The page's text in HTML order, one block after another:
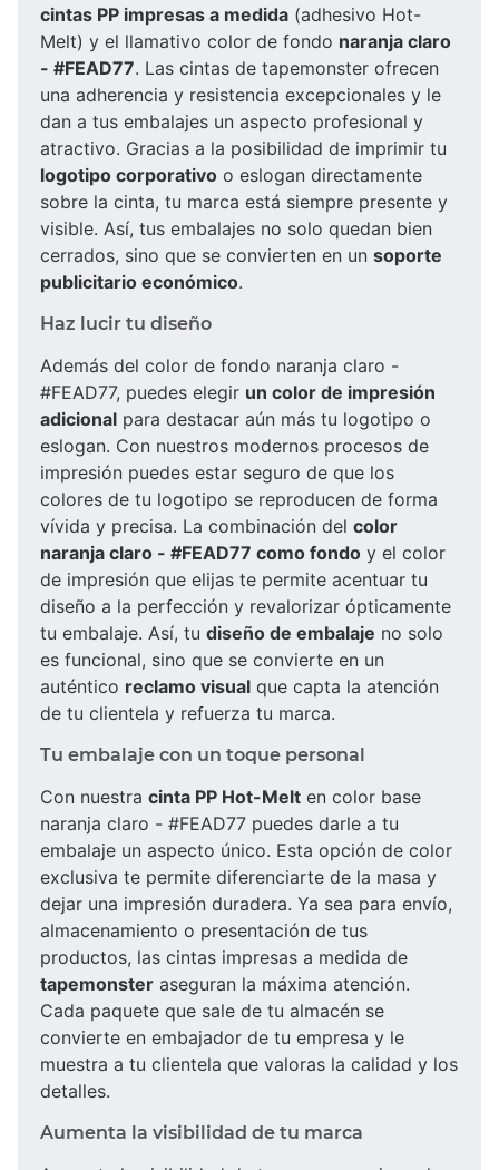
cintas PP impresas a medida (adhesivo Hot-
Melt) y el llamativo color de fondo naranja claro
- #FEAD77. Las cintas de tapemonster ofrecen
una adherencia y resistencia excepcionales y le
dan a tus embalajes un aspecto profesional y
atractivo. Gracias a la posibilidad de imprimir tu
logotipo corporativo o eslogan directamente
sobre la cinta, tu marca está siempre presente y
visible. Así, tus embalajes no solo quedan bien
cerrados, sino que se convierten en un soporte
publicitario económico.
Haz lucir tu diseño
Además del color de fondo naranja claro -
#FEAD77, puedes elegir un color de impresión
adicional para destacar aún más tu logotipo o
eslogan. Con nuestros modernos procesos de
impresión puedes estar seguro de que los
colores de tu logotipo se reproducen de forma
vívida y precisa. La combinación del color
naranja claro - #FEAD77 como fondo y el color
de impresión que elijas te permite acentuar tu
diseño a la perfección y revalorizar ópticamente
tu embalaje. Así, tu diseño de embalaje no solo
es funcional, sino que se convierte en un
auténtico reclamo visual que capta la atención
de tu clientela y refuerza tu marca.
Tu embalaje con un toque personal
Con nuestra cinta PP Hot-Melt en color base
naranja claro - #FEAD77 puedes darle a tu
embalaje un aspecto único. Esta opción de color
exclusiva te permite diferenciarte de la masa y
dejar una impresión duradera. Ya sea para envío,
almacenamiento o presentación de tus
productos, las cintas impresas a medida de
tapemonster aseguran la máxima atención.
Cada paquete que sale de tu almacén se
convierte en embajador de tu empresa y le
muestra a tu clientela que valoras la calidad y los
detalles.
Aumenta la visibilidad de tu marca